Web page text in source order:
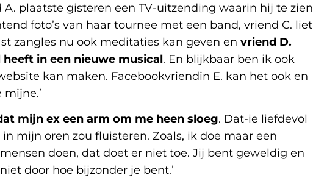
A. plaatste gisteren een TV-uitzending waarin hij te zien
foto’s van haar tournee met een band, vriend C. liet
zangles nu ook meditaties kan geven en vriend D.
in een nieuwe musical. En blijkbaar ben ik ook
kan maken. Facebookvriendin E. kan het ook en
mijn ex een arm om me heen sloeg. Dat-ie liefdevol
mijn oren zou fluisteren. Zoals, ik doe maar een
doen, dat doet er niet toe. Jij bent geweldig en
door hoe bijzonder je bent.’